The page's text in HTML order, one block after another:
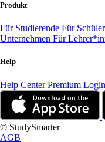
Produkt
Für Studierende Für
Unternehmen Für
Help
Help CenterPremium Login
© StudySmarter
AGB